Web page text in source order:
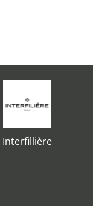
Interfillière